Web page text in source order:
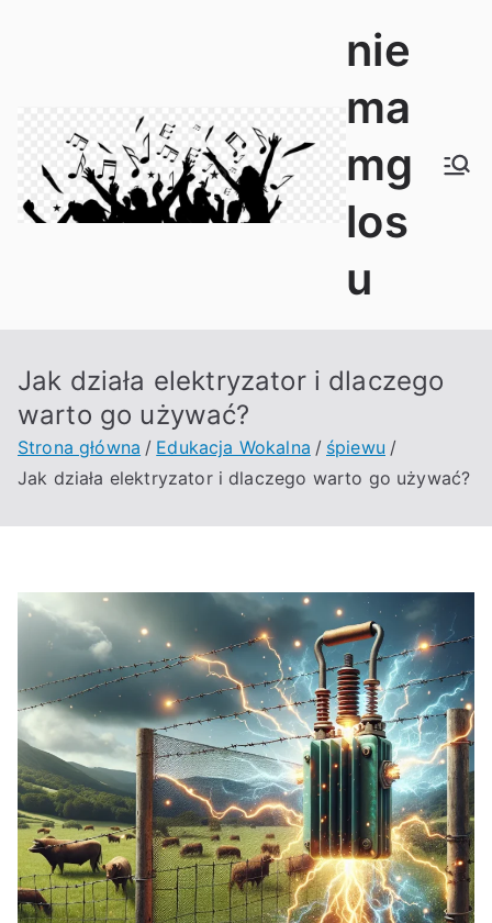
nie
ma
mg
los
u
Jak działa elektryzator i dlaczego
warto go używać?
Strona główna Edukacja Wokalna
śpiewu
Jak działa elektryzator i dlaczego warto go używać?